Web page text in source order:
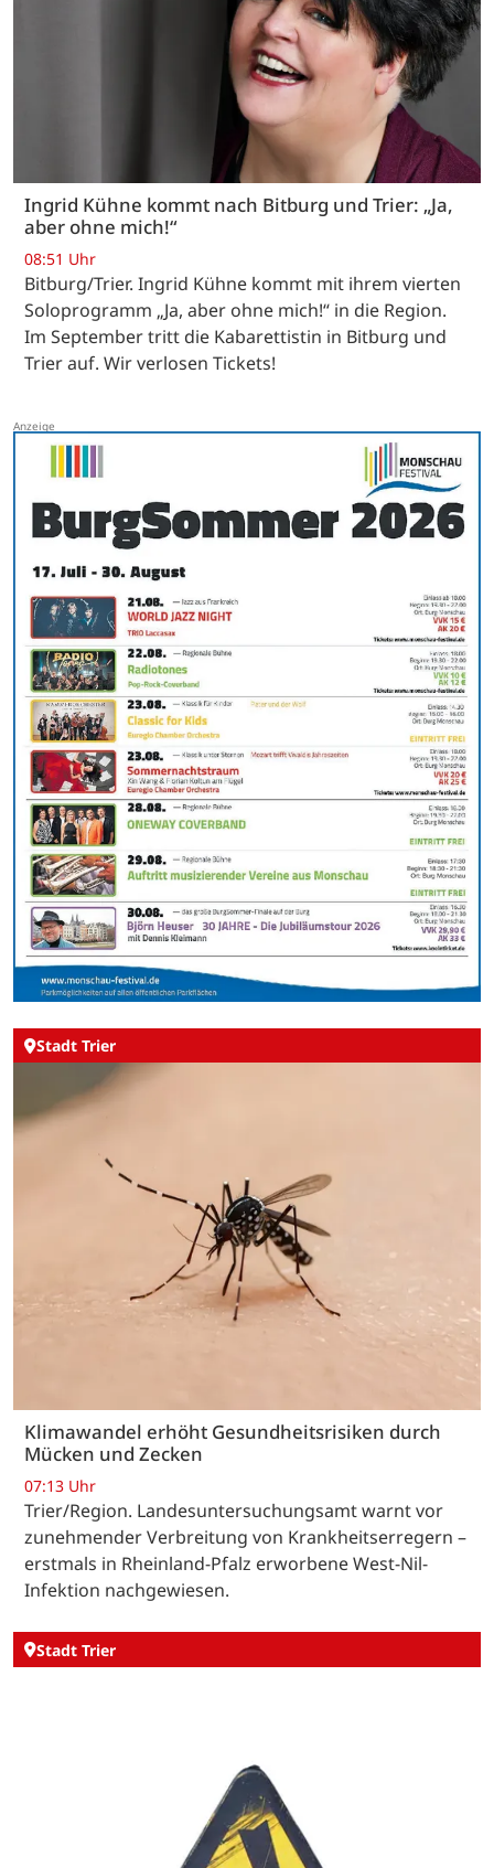
Ingrid Kühne kommt nach Bitburg und Trier: „Ja,
aber ohne mich!“
08:51 Uhr
Bitburg/Trier. Ingrid Kühne kommt mit ihrem vierten
Soloprogramm „Ja, aber ohne mich!“ in die Region.
Im September tritt die Kabarettistin in Bitburg und
Trier auf. Wir verlosen Tickets!
Stadt Trier
Klimawandel erhöht Gesundheitsrisiken durch
Mücken und Zecken
07:13 Uhr
Trier/Region. Landesuntersuchungsamt warnt vor
zunehmender Verbreitung von Krankheitserregern –
erstmals in Rheinland-Pfalz erworbene West-Nil-
Infektion nachgewiesen.
Stadt Trier